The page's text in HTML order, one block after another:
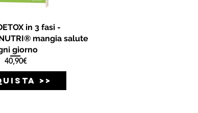
in 3 fasi -
mangia salute
giorno
40,90€Prezzo
>>